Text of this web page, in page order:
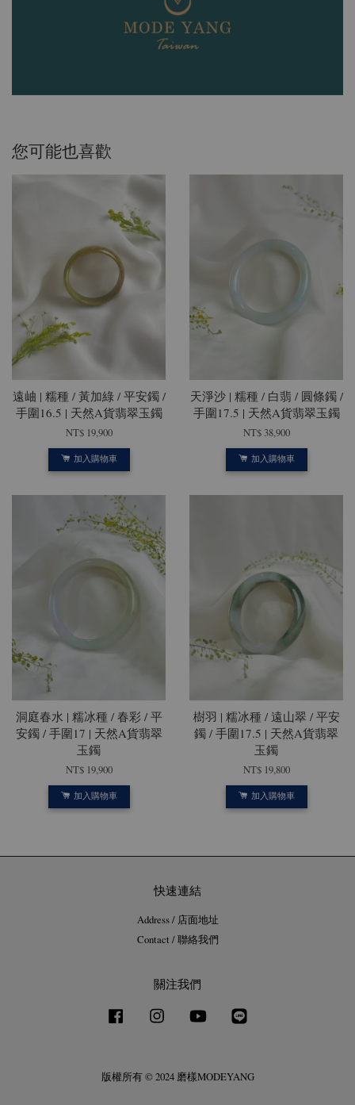
您可能也喜歡
遠岫 | 糯種 / 黃加綠 / 平安鐲 /
手圍16.5 | 天然A貨翡翠玉鐲
NT$ 19,900
加入購物車
天淨沙 | 糯種 / 白翡 / 圓條鐲 /
手圍17.5 | 天然A貨翡翠玉鐲
NT$ 38,900
加入購物車
洞庭春水 | 糯冰種 / 春彩 / 平
安鐲 / 手圍17 | 天然A貨翡翠
玉鐲
NT$ 19,900
加入購物車
樹羽 | 糯冰種 / 遠山翠 / 平安
鐲 / 手圍17.5 | 天然A貨翡翠
玉鐲
NT$ 19,800
加入購物車
快速連結
Address / 店面地址
Contact / 聯絡我們
關注我們
Facebook Instagram YouTube
版權所有 © 2024 磨樣MODEYANG